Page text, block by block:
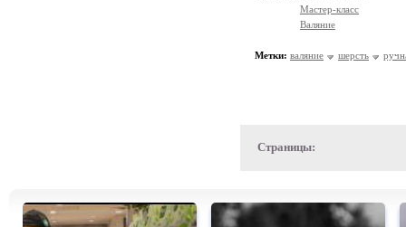
Мастер-класс
Валяние
Метки: валяние шерсть
Страницы: